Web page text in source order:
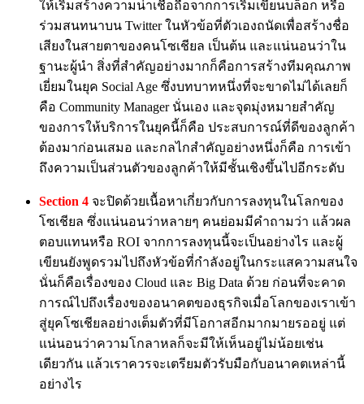
ให้เริ่มสร้างความน่าเชื่อถือจากการเริ่มเขียนบล็อก หรือ
ร่วมสนทนาบน Twitter ในหัวข้อที่ตัวเองถนัดเพื่อสร้างชื่อ
เสียงในสายตาของคนโซเชียล เป็นต้น และแน่นอนว่าใน
ฐานะผู้นำ สิ่งที่สำคัญอย่างมากก็คือการสร้างทีมคุณภาพ
เยี่ยมในยุค Social Age ซึ่งบทบาทหนึ่งที่จะขาดไม่ได้เลยก็
คือ Community Manager นั่นเอง และจุดมุ่งหมายสำคัญ
ของการให้บริการในยุคนี้ก็คือ ประสบการณ์ที่ดีของลูกค้า
ต้องมาก่อนเสมอ และกลไกสำคัญอย่างหนึ่งก็คือ การเข้า
ถึงความเป็นส่วนตัวของลูกค้าให้มีชั้นเชิงขึ้นไปอีกระดับ
Section 4 จะปิดด้วยเนื้อหาเกี่ยวกับการลงทุนในโลกของ
โซเชียล ซึ่งแน่นอนว่าหลายๆ คนย่อมมีคำถามว่า แล้วผล
ตอบแทนหรือ ROI จากการลงทุนนี้จะเป็นอย่างไร และผู้
เขียนยังพูดรวมไปถึงหัวข้อที่กำลังอยู่ในกระแสความสนใจ
นั่นก็คือเรื่องของ Cloud และ Big Data ด้วย ก่อนที่จะคาด
การณ์ไปถึงเรื่องของอนาคตของธุรกิจเมื่อโลกของเราเข้า
สู่ยุคโซเชียลอย่างเต็มตัวที่มีโอกาสอีกมากมายรออยู่ แต่
แน่นอนว่าความโกลาหลก็จะมีให้เห็นอยู่ไม่น้อยเช่น
เดียวกัน แล้วเราควรจะเตรียมตัวรับมือกับอนาคตเหล่านี้
อย่างไร